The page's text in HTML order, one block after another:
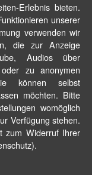
Erlebnis bieten.
unserer
verwenden wir
die zur Anzeige
Audios über
zu anonymen
können selbst
möchten. Bitte
womöglich
Verfügung stehen.
zum Widerruf Ihrer